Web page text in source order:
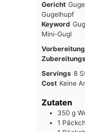
Gericht
Gugelhupf
Keyword
Mini-Gugl
Servings 8
Cost Keine
Zutaten
350 g
1